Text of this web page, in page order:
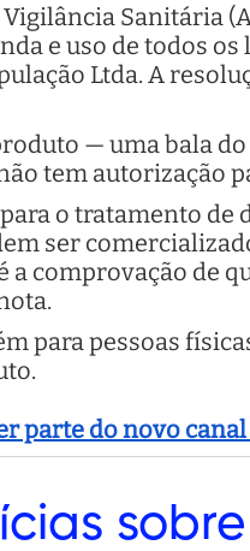
Sanitária
e uso de todos
Ltda. A
— uma bala
tem autorização
o tratamento de
ser
a comprovação de
para pessoas
parte do novo
sobre